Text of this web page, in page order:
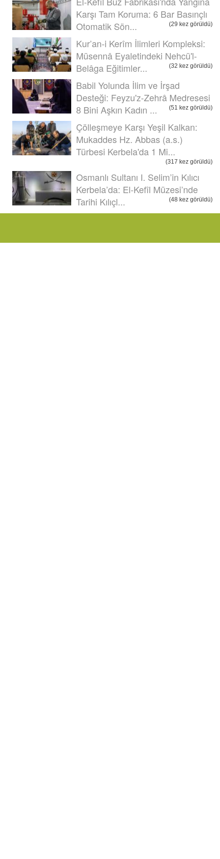
Karşı Tam Koruma: 6 Bar Basınçlı
Otomatik Sön...
(29 kez görüldü)
Kur’an-i Kerîm İlimleri Kompleksi:
Müsennâ Eyaletindeki Nehcü'l-
Belâga Eğitimler...
(32 kez görüldü)
Babil Yolunda İlim ve İrşad
Desteği: Feyzu'z-Zehrâ Medresesi
8 Bini Aşkın Kadın ...
(51 kez görüldü)
Çölleşmeye Karşı Yeşil Kalkan:
Mukaddes Hz. Abbas (a.s.)
Türbesi Kerbela'da 1 Mi...
(317 kez görüldü)
Osmanlı Sultanı I. Selim’in Kılıcı
Kerbela’da: El-Kefîl Müzesi’nde
Tarihi Kılıçl...
(48 kez görüldü)